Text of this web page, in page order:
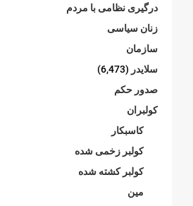
درگیری نظامی با مردم
زنان سیاسی
سازمان
سلایدر (6,473)
صدور حکم
کولبران
کاسبکار
کولبر زخمی شدە
کولبر کشتە شدە
مین